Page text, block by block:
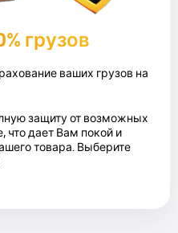
грузов
ваших грузов на
защиту от возможных
что дает Вам покой и
товара. Выберите